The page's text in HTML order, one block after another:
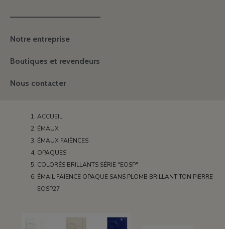
———————————————
Notre entreprise
Boutiques et revendeurs
Nous contacter
ACCUEIL
ÉMAUX
ÉMAUX FAIËNCES
OPAQUES
COLORÉS BRILLANTS SÉRIE "EOSP"
ÉMAIL FAÏENCE OPAQUE SANS PLOMB BRILLANT TON PIERRE
EOSP27